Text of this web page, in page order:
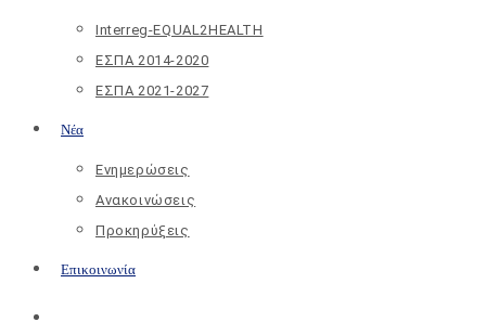
Interreg-EQUAL2HEALTH
ΕΣΠΑ 2014-2020
ΕΣΠΑ 2021-2027
Νέα
Ενημερώσεις
Ανακοινώσεις
Προκηρύξεις
Επικοινωνία